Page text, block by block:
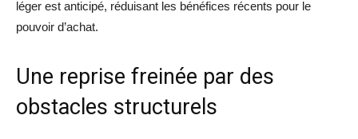
léger est anticipé, réduisant les bénéfices récents pour le
pouvoir d’achat.
Une reprise freinée par des
obstacles structurels